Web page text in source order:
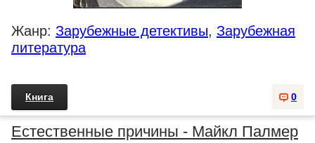
Жанр: Зарубежные детективы, Зарубежная
литература
0
Книга
Естественные причины - Майкл Палмер